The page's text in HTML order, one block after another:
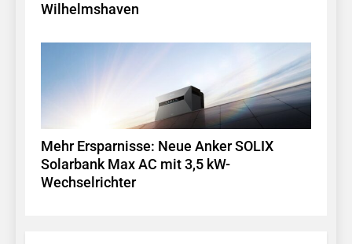
Wilhelmshaven
Mehr Ersparnisse: Neue Anker SOLIX
Solarbank Max AC mit 3,5 kW-
Wechselrichter